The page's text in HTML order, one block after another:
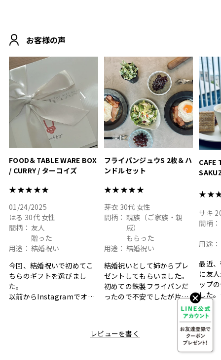
おうちカフェもお洒落にな
って嬉しい𖠚 ⡱
.
#hyacca #結婚祝い
素敵なギフトを
ありがとうございました
#hyacca #結婚祝い
#お祝い #プレゼント
真っ
いい
#結婚
淡色
結婚
色イ
お客様の声
FOOD＆TABLE WARE BOX
/ CURRY / ターコイズ
★★★★★
01/24/2025
はる 30代 女性
間柄： 友人
贈った
用途： 結婚祝い
今回、結婚祝いで初めてこ
ちらのギフトを選びまし
た。
以前からInstagramでオシ
と大好きなカレーのセット
フライパンジュウS 2枚＆ハ
ンドルセット
★★★★★
芽衣 30代 女性
間柄： 親族（ご家族・親
戚）
もらった
用途： 結婚祝い
結婚祝いとして姉からプレ
ゼントしてもらいました。
初めての鉄製フライパンだ
ったので不安でしたが片手
で操作できて使い勝手が良
く、調理後にそのままお皿
として食卓に出せるのも便
利です。洗い物も減って一
CAFE
サキ
間柄：
用途：
最近
に友
ップ
した。
ボッ
て、
しい
も親
夫婦
レビューを書く